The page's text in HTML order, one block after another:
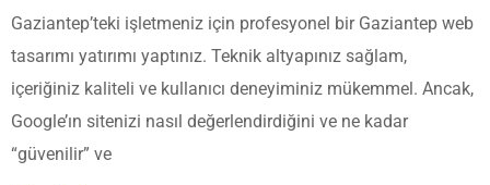
Gaziantep’teki işletmeniz için profesyonel bir Gaziantep web
tasarımı yatırımı yaptınız. Teknik altyapınız sağlam,
içeriğiniz kaliteli ve kullanıcı deneyiminiz mükemmel. Ancak,
Google’ın sitenizi nasıl değerlendirdiğini ve ne kadar
“güvenilir” ve